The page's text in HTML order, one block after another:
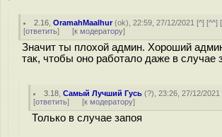
2.16 ,OramahMaalhur(ok), 22:59, 27/12/2021 [^] [^^] [
[ответить] [к модератору]
Значит ты плохой админ. Хороший
так, чтобы оно работало даже в случае
3.18 ,Самый Лучший Гусь (?), 23:26, 27/12/2021
[ответить] [к модератору]
Только в случае запоя